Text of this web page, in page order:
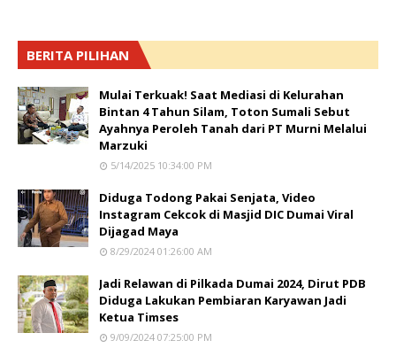
BERITA PILIHAN
Mulai Terkuak! Saat Mediasi di Kelurahan
Bintan 4 Tahun Silam, Toton Sumali Sebut
Ayahnya Peroleh Tanah dari PT Murni Melalui
Marzuki
5/14/2025 10:34:00 PM
Diduga Todong Pakai Senjata, Video
Instagram Cekcok di Masjid DIC Dumai Viral
Dijagad Maya
8/29/2024 01:26:00 AM
Jadi Relawan di Pilkada Dumai 2024, Dirut PDB
Diduga Lakukan Pembiaran Karyawan Jadi
Ketua Timses
9/09/2024 07:25:00 PM